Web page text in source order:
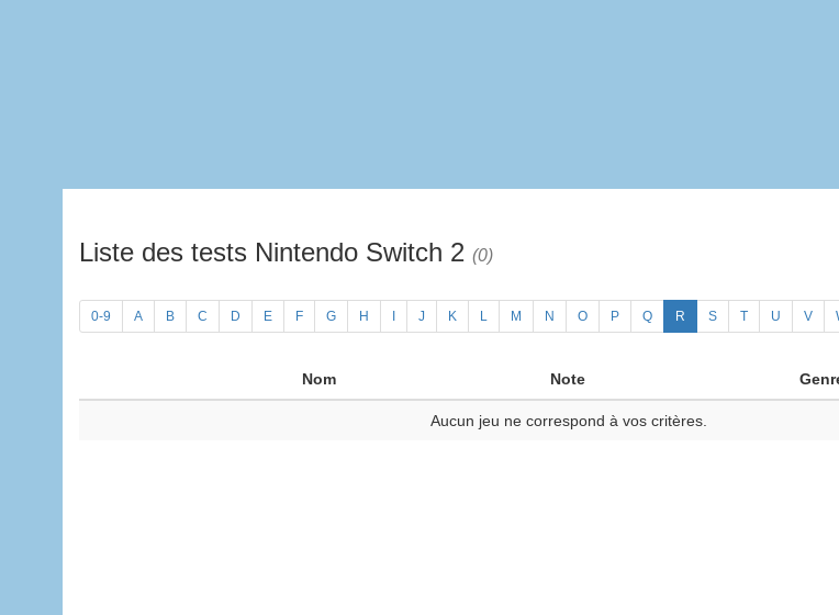
Liste des tests Nintendo Switch 2 (0)
0-9 A B C D E F G H J K L M N O P Q R S T U V
Nom Note
Aucun jeu ne correspond à vos critères.